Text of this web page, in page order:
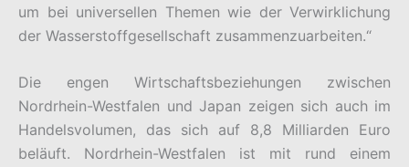
um bei universellen Themen wie der Verwirklichung
der Wasserstoffgesellschaft zusammenzuarbeiten.“
Die engen Wirtschaftsbeziehungen zwischen
Nordrhein-Westfalen und Japan zeigen sich auch im
Handelsvolumen, das sich auf 8,8 Milliarden Euro
beläuft. Nordrhein-Westfalen ist mit rund einem